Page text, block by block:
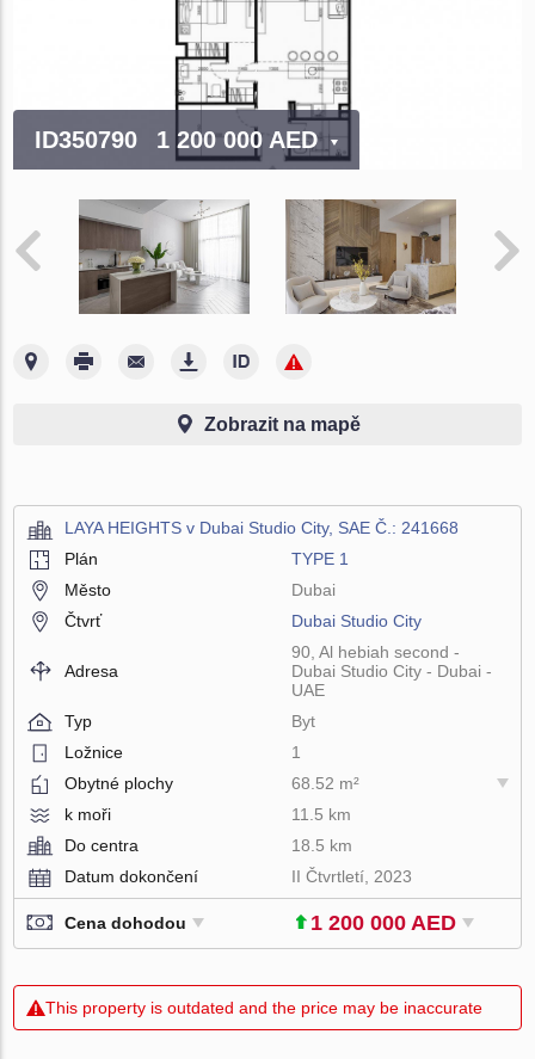
ID350790 1 200 000 AED
Zobrazit na mapě
LAYA HEIGHTS v Dubai Studio City, SAE Č.: 241668
Plán
TYPE 1
Město
Dubai
Čtvrť
Dubai Studio City
Adresa
90, Al hebiah second -
Dubai Studio City - Dubai -
UAE
Typ
Byt
Ložnice
1
Obytné plochy
68.52 m²
k moři
11.5 km
Do centra
18.5 km
Datum dokončení
II Čtvrtletí, 2023
Cena dohodou 1 200 000 AED
This property is outdated and the price may be inaccurate